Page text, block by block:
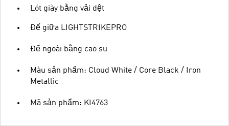
Lót giày bằng vải dệt
Đế giữa LIGHTSTRIKEPRO
Đế ngoài bằng cao su
Màu sản phẩm: Cloud White / Core Black / Iron
Metallic
Mã sản phẩm: KI4763